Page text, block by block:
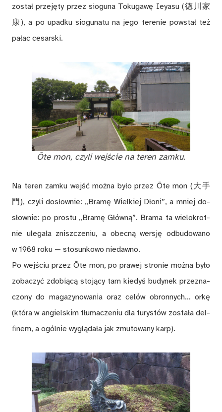
zo­stał prze­ję­ty przez sio­gu­na To­ku­ga­wę Ie­yasu (徳川家
康), a po upad­ku sio­gu­na­tu na jego te­re­nie po­wstał też
pa­łac ce­sar­ski.
Ōte mon, czy­li wej­ście na te­ren zam­ku.
Na te­ren zam­ku wejść moż­na by­ło przez Ōte mon (大手
門), czy­li do­słow­nie: „Bra­mę Wiel­kiej Dło­ni”, a mniej do­
słow­nie: po pro­stu „Bra­mę Głów­ną”. Bra­ma ta wie­lo­krot­
nie ule­ga­ła znisz­cze­niu, a obec­ną wer­sję od­bu­do­wa­no
w 1968 roku — sto­sun­ko­wo nie­daw­no.
Po wej­ściu przez Ōte mon, po pra­wej stro­nie moż­na by­ło
zo­ba­czyć zdo­bią­cą sto­ją­cy tam kie­dyś bu­dy­nek prze­zna­
czo­ny do ma­ga­zy­no­wa­nia oraz ce­lów obron­nych… or­kę
(któ­ra w an­giel­skim tłu­ma­cze­niu dla tu­ry­stów zo­sta­ła del­
ﬁnem, a ogól­nie wy­glą­da­ła jak zmu­to­wa­ny karp).